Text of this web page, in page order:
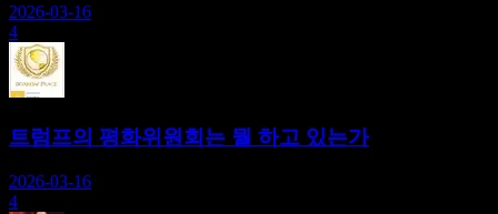
2026-03-16
4
트럼프의 평화위원회는 뭘 하고 있는가
2026-03-16
4